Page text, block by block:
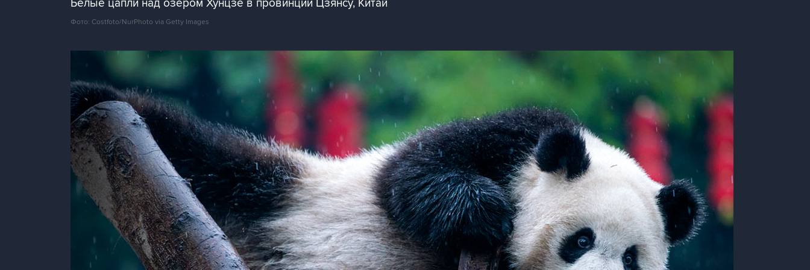
Белые цапли над озером Хунцзе в провинции Цзянсу, Китай
Фото: Costfoto/NurPhoto via Getty Images